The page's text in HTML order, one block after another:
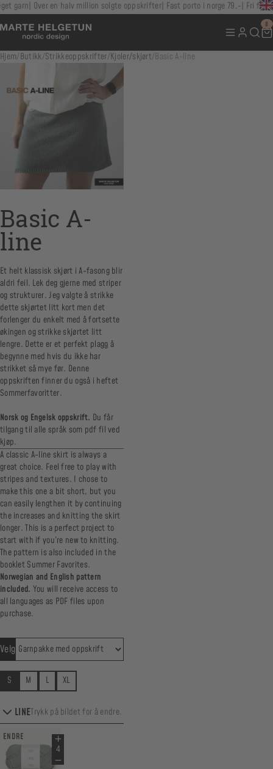
garn Over en halv million solgte oppskrifter Fast porto i norge 79,- Fri frakt
0
Hjem/Butikk/Strikkeoppskrifter/Kjoler/skjørt/Basic A-line
Basic A-
line
Et helt klassisk skjørt i A-fasong blir
aldri feil. Lek deg gjerne med striper
og strukturer. Jeg valgte å strikke
dette skjørtet litt kort men det
forlenger du enkelt med å fortsette
økingen og strikke skjørtet litt
lengre. Dette er et perfekt plagg å
begynne med hvis du ikke har
strikket så mye før. Denne
oppskriften finner du også i heftet
Sommerfavoritter.
Norsk og Engelsk oppskrift. Du får
tilgang til alle språk som pdf fil ved
kjøp.
A classic A-line skirt is always a
great choice. Feel free to play with
stripes and textures. I chose to
make this one a bit short, but you
can easily lengthen it by continuing
the increases and knitting the skirt
longer. This is a perfect project to
start with if you’re new to knitting.
The pattern is also included in the
booklet Summer Favorites.
Norwegian and English pattern
included. You will receive access to
all languages as PDF files upon
purchase.
Velg
S M L XL
LINETrykk på bildet for å endre.
ENDRE